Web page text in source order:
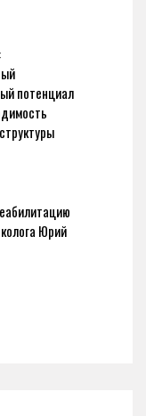
потенциал
Юрий